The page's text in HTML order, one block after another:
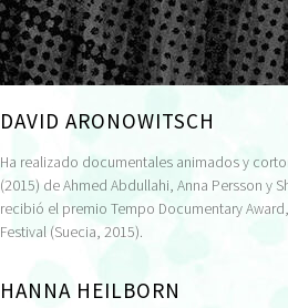
DAVID ARONOWITSCH
Ha realizado documentales animados y
(2015) de Ahmed Abdullahi, Anna Persson y
recibió el premio Tempo Documentary
Festival (Suecia, 2015).
HANNA HEILBORN